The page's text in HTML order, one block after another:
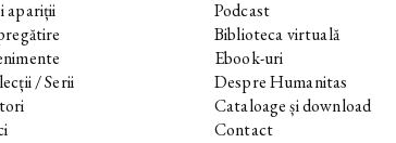
apariții
/ Serii
Podcast
Biblioteca virtuală
Ebook-uri
Despre Humanitas
Cataloage și download
Contact